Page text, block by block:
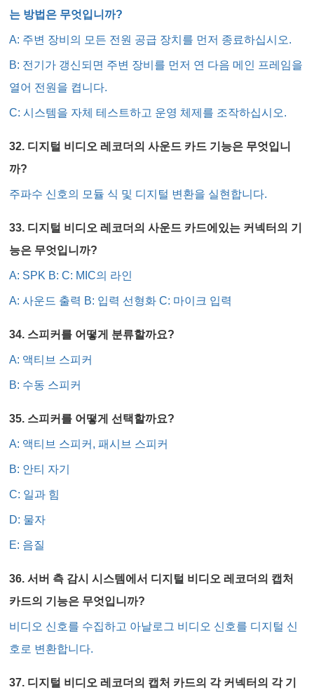
는 방법은 무엇입니까?
A: 주변 장비의 모든 전원 공급 장치를 먼저 종료하십시오.
B: 전기가 갱신되면 주변 장비를 먼저 연 다음 메인 프레임을
열어 전원을 켭니다.
C: 시스템을 자체 테스트하고 운영 체제를 조작하십시오.
32. 디지털 비디오 레코더의 사운드 카드 기능은 무엇입니
까?
주파수 신호의 모듈 식 및 디지털 변환을 실현합니다.
33. 디지털 비디오 레코더의 사운드 카드에있는 커넥터의 기
능은 무엇입니까?
A: SPK B: C: MIC의 라인
A: 사운드 출력 B: 입력 선형화 C: 마이크 입력
34. 스피커를 어떻게 분류할까요?
A: 액티브 스피커
B: 수동 스피커
35. 스피커를 어떻게 선택할까요?
A: 액티브 스피커, 패시브 스피커
B: 안티 자기
C: 일과 힘
D: 물자
E: 음질
36. 서버 측 감시 시스템에서 디지털 비디오 레코더의 캡처
카드의 기능은 무엇입니까?
비디오 신호를 수집하고 아날로그 비디오 신호를 디지털 신
호로 변환합니다.
37. 디지털 비디오 레코더의 캡처 카드의 각 커넥터의 각 기